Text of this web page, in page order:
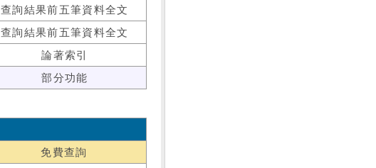
查詢結果前五筆資料全文
查詢結果前五筆資料全文
論著索引
部分功能
免費查詢